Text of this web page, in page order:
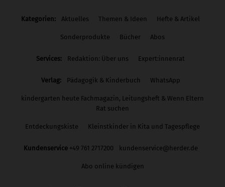
Kategorien: Aktuelles Themen & Ideen Hefte & Artikel
Sonderprodukte Bücher Abos
Services: Redaktion: Über uns Expert:innenrat
Verlag: Pädagogik & Kinderbuch WhatsApp
kindergarten heute Fachmagazin, Leitungsheft & Wenn Eltern
Rat suchen
Entdeckungskiste Kleinstkinder in Kita und Tagespflege
Kundenservice +49 761 2717200 kundenservice@herder.de
Abo online kündigen